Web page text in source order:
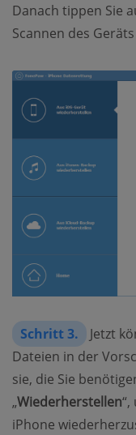
Danach tippen Sie
Scannen des
Schritt 3.
Jetzt
Dateien in der
sie, die Sie
„Wiederherstellen
iPhone